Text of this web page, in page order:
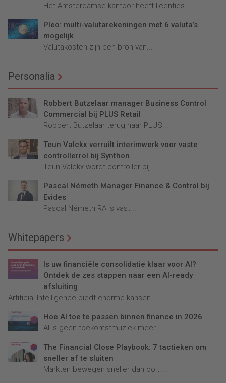
Het Amsterdamse kantoor heeft licenties...
Pleo: multi-valutarekeningen met 6 valuta’s
mogelijk
Valutakosten zijn een bron van...
Personalia
Robbert Butzelaar manager Business Control
Commercial bij PLUS Retail
Robbert Butzelaar terug naar PLUS...
Teun Valckx verruilt interimwerk voor vaste
controllerrol bij Synthon
Teun Valckx wordt controller bij...
Pascal Németh Manager Finance & Control bij
Evides
Pascal Németh RA is vast...
Whitepapers
Is uw financiële consolidatie klaar voor AI?
Ontdek de zes stappen naar een AI-ready
afsluiting
Artificial Intelligence biedt enorme kansen...
Hoe AI toe te passen binnen finance in 2026
AI is geen toekomstmuziek meer...
The Financial Close Playbook: 7 tactieken om
sneller af te sluiten
Markten bewegen sneller dan ooit....